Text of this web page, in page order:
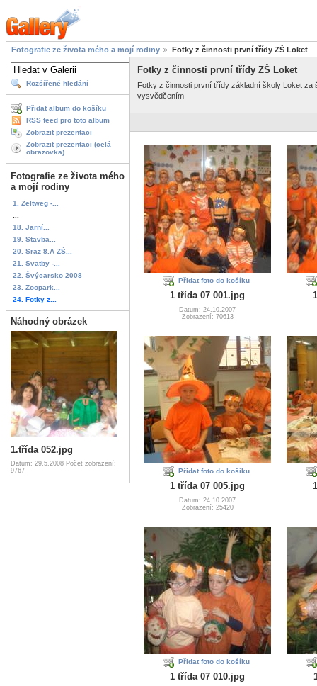
Fotografie ze života mého a mojí rodiny Fotky z činnosti první třídy ZŠ Loket
Rozšířené hledání
Přidat album do košíku
RSS feed pro toto album
Zobrazit prezentaci
Zobrazit prezentaci (celá
obrazovka)
Fotografie ze života mého
a mojí rodiny
1. Zeltweg -...
18. Jarní...
19. Stavba...
20. Sraz 8.A ZŚ...
21. Svatby -...
22. Švýcarsko 2008
23. Zoopark...
24. Fotky z...
Náhodný obrázek
1.třída 052.jpg
Datum: 29.5.2008 Počet zobrazení:
9767
Fotky z činnosti první třídy ZŠ Loket
Fotky z činnosti první třídy základní školy Loket za
vysvědčením
Přidat foto do košíku
1 třída 07 001.jpg
Datum: 24.10.2007
Zobrazení: 70613
Přidat foto do košíku
1 třída 07 005.jpg
Datum: 24.10.2007
Zobrazení: 25420
Přidat foto do košíku
1 třída 07 010.jpg